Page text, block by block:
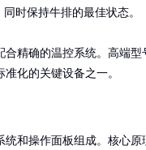
时保持牛排的最佳状态。
精确的温控系统。高端
化的关键设备之一。
和操作面板组成。核心原